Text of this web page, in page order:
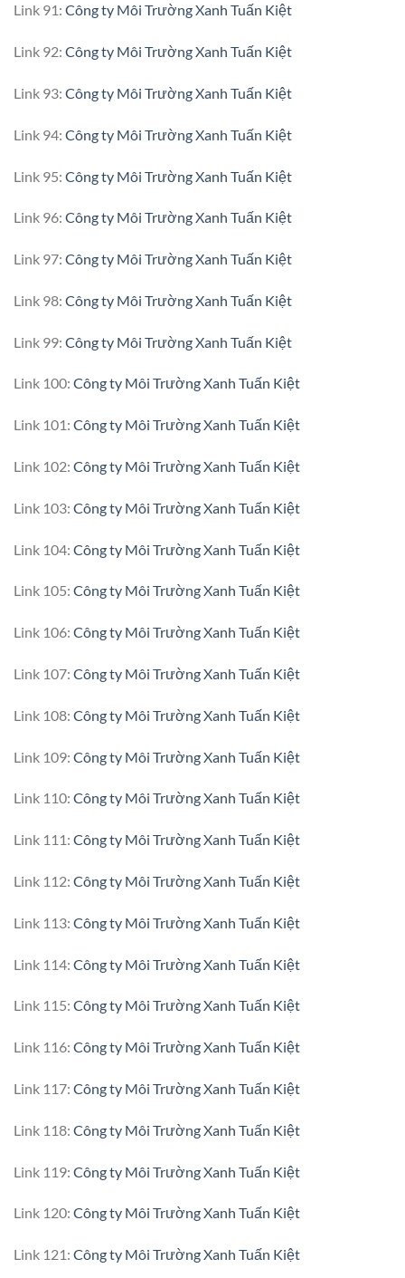
Link 91: Công ty Môi Trường Xanh Tuấn Kiệt
Link 92: Công ty Môi Trường Xanh Tuấn Kiệt
Link 93: Công ty Môi Trường Xanh Tuấn Kiệt
Link 94: Công ty Môi Trường Xanh Tuấn Kiệt
Link 95: Công ty Môi Trường Xanh Tuấn Kiệt
Link 96: Công ty Môi Trường Xanh Tuấn Kiệt
Link 97: Công ty Môi Trường Xanh Tuấn Kiệt
Link 98: Công ty Môi Trường Xanh Tuấn Kiệt
Link 99: Công ty Môi Trường Xanh Tuấn Kiệt
Link 100: Công ty Môi Trường Xanh Tuấn Kiệt
Link 101: Công ty Môi Trường Xanh Tuấn Kiệt
Link 102: Công ty Môi Trường Xanh Tuấn Kiệt
Link 103: Công ty Môi Trường Xanh Tuấn Kiệt
Link 104: Công ty Môi Trường Xanh Tuấn Kiệt
Link 105: Công ty Môi Trường Xanh Tuấn Kiệt
Link 106: Công ty Môi Trường Xanh Tuấn Kiệt
Link 107: Công ty Môi Trường Xanh Tuấn Kiệt
Link 108: Công ty Môi Trường Xanh Tuấn Kiệt
Link 109: Công ty Môi Trường Xanh Tuấn Kiệt
Link 110: Công ty Môi Trường Xanh Tuấn Kiệt
Link 111: Công ty Môi Trường Xanh Tuấn Kiệt
Link 112: Công ty Môi Trường Xanh Tuấn Kiệt
Link 113: Công ty Môi Trường Xanh Tuấn Kiệt
Link 114: Công ty Môi Trường Xanh Tuấn Kiệt
Link 115: Công ty Môi Trường Xanh Tuấn Kiệt
Link 116: Công ty Môi Trường Xanh Tuấn Kiệt
Link 117: Công ty Môi Trường Xanh Tuấn Kiệt
Link 118: Công ty Môi Trường Xanh Tuấn Kiệt
Link 119: Công ty Môi Trường Xanh Tuấn Kiệt
Link 120: Công ty Môi Trường Xanh Tuấn Kiệt
Link 121: Công ty Môi Trường Xanh Tuấn Kiệt